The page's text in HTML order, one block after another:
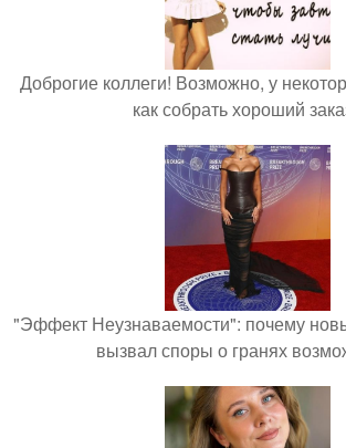
Доброгие коллеги! Возможно, у
как собрать хороший
"Эффект Неузнаваемости": почему
вызвал споры о гранях